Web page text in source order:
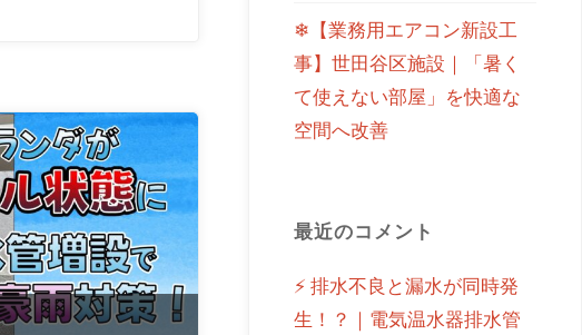
❄【業務用エアコン新設工
事】世田谷区施設｜「暑く
て使えない部屋」を快適な
空間へ改善
最近のコメント
⚡ 排水不良と漏水が同時発
生！？｜電気温水器排水管